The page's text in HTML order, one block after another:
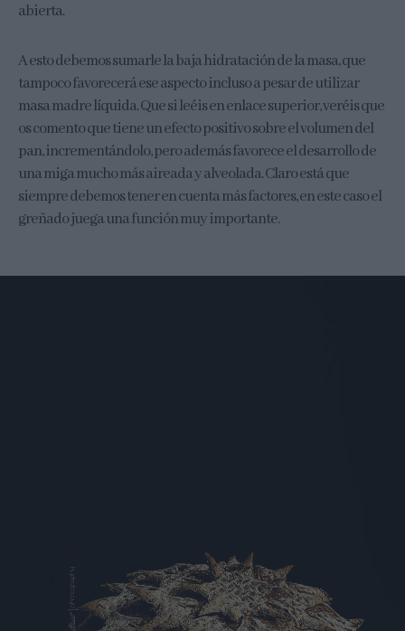
abierta.
A esto debemos sumarle la baja hidratación de la masa, que
tampoco favorecerá ese aspecto incluso a pesar de utilizar
masa madre líquida. Que si leéis en enlace superior, veréis que
os comento que tiene un efecto positivo sobre el volumen del
pan, incrementándolo, pero además favorece el desarrollo de
una miga mucho más aireada y alveolada. Claro está que
siempre debemos tener en cuenta más factores, en este caso el
greñado juega una función muy importante.